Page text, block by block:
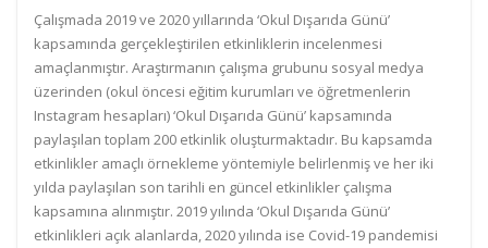
Çalışmada 2019 ve 2020 yıllarında ‘Okul Dışarıda Günü’
kapsamında gerçekleştirilen etkinliklerin incelenmesi
amaçlanmıştır. Araştırmanın çalışma grubunu sosyal medya
üzerinden (okul öncesi eğitim kurumları ve öğretmenlerin
Instagram hesapları) ‘Okul Dışarıda Günü’ kapsamında
paylaşılan toplam 200 etkinlik oluşturmaktadır. Bu kapsamda
etkinlikler amaçlı örnekleme yöntemiyle belirlenmiş ve her iki
yılda paylaşılan son tarihli en güncel etkinlikler çalışma
kapsamına alınmıştır. 2019 yılında ‘Okul Dışarıda Günü’
etkinlikleri açık alanlarda, 2020 yılında ise Covid-19 pandemisi